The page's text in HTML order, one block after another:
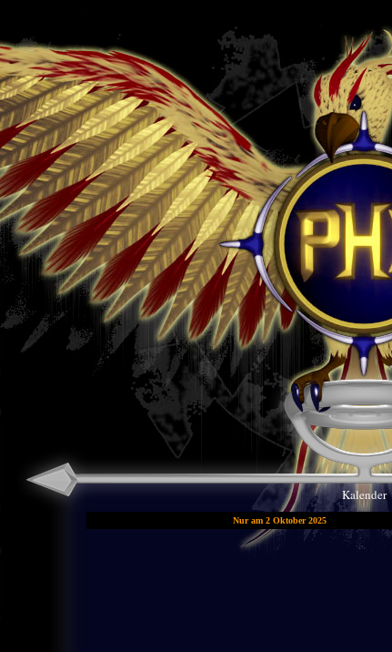
Kalender
Nur am 2 Oktober 2025